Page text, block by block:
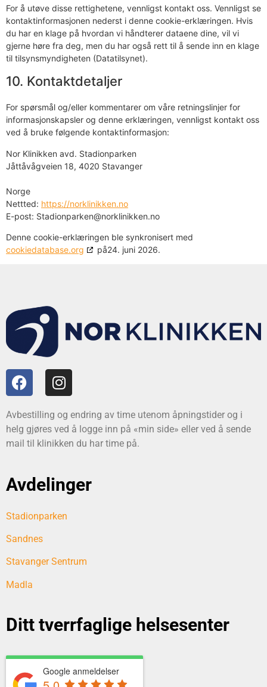
For å utøve disse rettighetene, vennligst kontakt oss. Vennligst se
kontaktinformasjonen nederst i denne cookie-erklæringen. Hvis
du har en klage på hvordan vi håndterer dataene dine, vil vi
gjerne høre fra deg, men du har også rett til å sende inn en klage
til tilsynsmyndigheten (Datatilsynet).
10. Kontaktdetaljer
For spørsmål og/eller kommentarer om våre retningslinjer for
informasjonskapsler og denne erklæringen, vennligst kontakt oss
ved å bruke følgende kontaktinformasjon:
Nor Klinikken avd. Stadionparken
Jåttåvågveien 18, 4020 Stavanger
Norge
Nettted: https://norklinikken.no
E-post: Stadionparken@norklinikken.no
Denne cookie-erklæringen ble synkronisert med
cookiedatabase.org
på24. juni 2026.
Avbestilling og endring av time utenom åpningstider og i
helg gjøres ved å logge inn på «min side» eller ved å sende
mail til klinikken du har time på.
Avdelinger
Stadionparken
Sandnes
Stavanger Sentrum
Madla
Ditt tverrfaglige helsesenter
Google anmeldelser